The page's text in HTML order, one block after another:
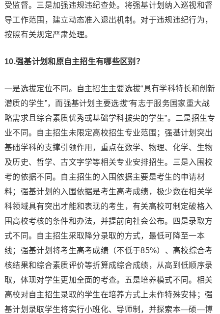
受监督。三是加强违规违纪查处。将强基计划纳入巡视和督
导工作范围，建立动态准入退出机制。对于违规违纪行为，
按照有关规定严肃处理。
10.强基计划和原自主招生有哪些区别？
一是选拔定位不同。自主招生主要选拔“具有学科特长和创新
潜质的学生”，而强基计划主要选拔“有志于服务国家重大战
略需求且综合素质优秀或基础学科拔尖的学生”。二是招生专
业不同。自主招生未限定高校招生专业范围；强基计划突出
基础学科的支撑引领作用，重点在数学、物理、化学、生物
及历史、哲学、古文字学等相关专业安排招生。三是入围校
考的依据不同。自主招生的入围依据主要是考生的申请材
料；强基计划的入围依据是考生高考成绩，极少数在相关学
科领域具有突出才能和表现的考生，有关高校可制定破格入
围高校考核的条件和办法，并提前向社会公布。四是录取方
式不同。自主招生采取降分录取的方式，最低可降至一本
线；强基计划将考生高考成绩（不低于85%）、高校综合考
核结果和综合素质评价等折算成综合成绩，从高到低顺序录
取，体现对学生更加全面的考查。五是培养模式不同。相关
高校对自主招生录取的学生在培养方式上未作特殊安排；强
基计划录取学生将实行小班化、导师制，并探索本—硕—博